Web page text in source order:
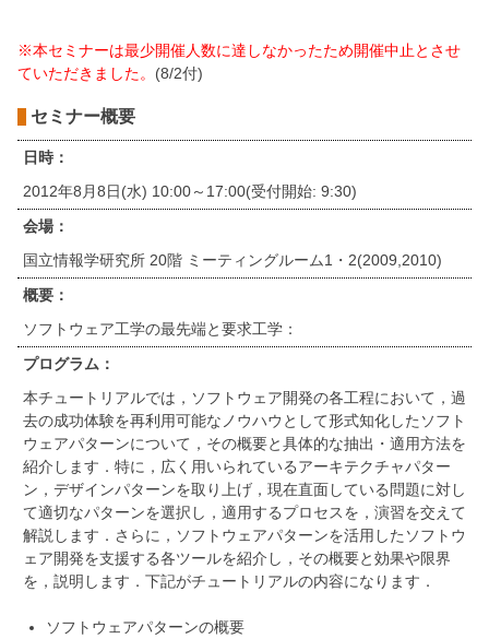
※本セミナーは最少開催人数に達しなかったため開催中止とさせ
ていただきました。 (8/2付)
セミナー概要
日時：
2012年8月8日(水) 10:00～17:00(受付開始: 9:30)
会場：
国立情報学研究所 20階 ミーティングルーム1・2(2009,2010)
概要：
ソフトウェア工学の最先端と要求工学：
プログラム：
本チュートリアルでは，ソフトウェア開発の各工程において，過
去の成功体験を再利用可能なノウハウとして形式知化したソフト
ウェアパターンについて，その概要と具体的な抽出・適用方法を
紹介します．特に，広く用いられているアーキテクチャパター
ン，デザインパターンを取り上げ，現在直面している問題に対し
て適切なパターンを選択し，適用するプロセスを，演習を交えて
解説します．さらに，ソフトウェアパターンを活用したソフトウ
ェア開発を支援する各ツールを紹介し，その概要と効果や限界
を，説明します．下記がチュートリアルの内容になります．
ソフトウェアパターンの概要